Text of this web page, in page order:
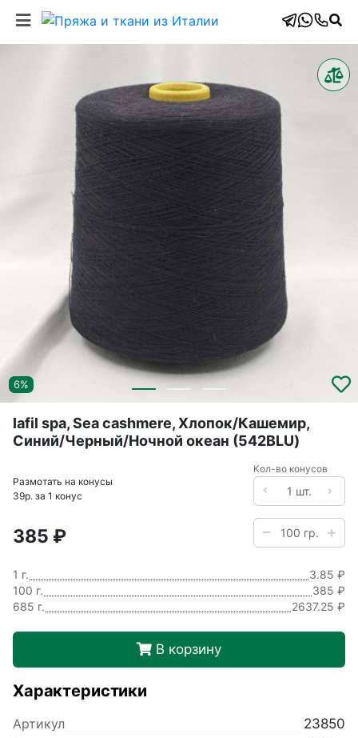
6%
Iafil spa, Sea cashmere, Хлопок/Кашемир,
Синий/Черный/Ночной океан (542BLU)
Размотать на конусы
39р. за 1 конус
Кол-во конусов
385 ₽
1 г.
3.85 ₽
100 г.
385 ₽
685 г.
2637.25 ₽
В корзину
Характеристики
Артикул
23850